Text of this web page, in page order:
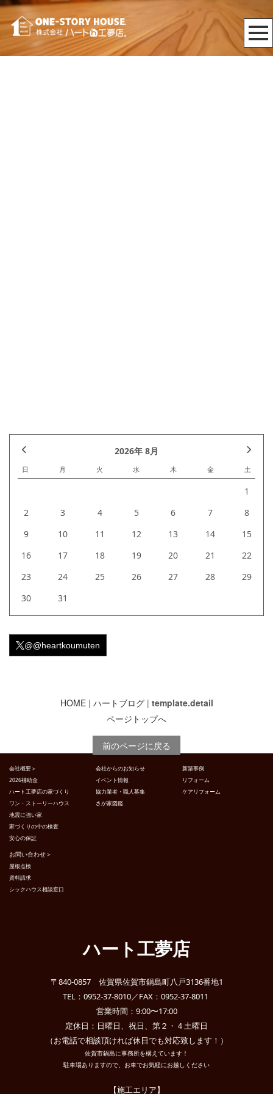
2026年 8月
日 月 火 水 木 金 土
1
2
3 4 5 6 7
8
9
10 11 12 13 14
15
16
17 18 19 20 21
22
23
24 25 26 27 28
29
30
31
@@heartkoumuten
HOME| ハートブログ| template.detail
ページトップへ
前のページに戻る
会社概要＞
2026補助金
ハート工夢店の家づくり
ワン・ストーリーハウス
地震に強い家
家づくりの中の検査
安心の保証
会社からのお知らせ
イベント情報
協力業者・職人募集
さが家図鑑
新築事例
リフォーム
ケアリフォーム
お問い合わせ＞
屋根点検
資料請求
シックハウス相談窓口
ハート工夢店
〒840-0857 佐賀県佐賀市鍋島町八戸3136番地1
TEL：0952-37-8010／FAX：0952-37-8011
営業時間：9:00〜17:00
定休日：日曜日、祝日、第２・４土曜日
（お電話で相談頂ければ休日でも対応致します！）
佐賀市鍋島に事務所を構えています！
駐車場ありますので、お車でお気軽にお越しください
【施工エリア】